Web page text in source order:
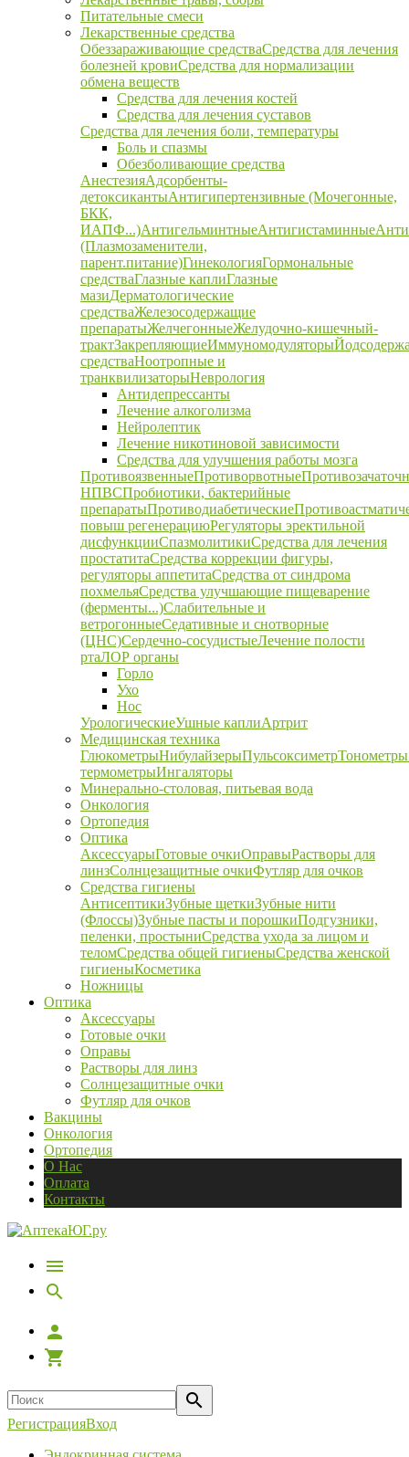
Питательные смеси
Лекарственные средства
Обеззараживающие средстваСредства для лечения
болезней кровиСредства для нормализации
обмена веществ
Средства для лечения костей
Средства для лечения суставов
Средства для лечения боли, температуры
Боль и спазмы
Обезболивающие средства
АнестезияАдсорбенты-
детоксикантыАнтигипертензивные (Мочегонные,
БКК,
ИАПФ...)АнтигельминтныеАнтигистаминные
(Плазмозаменители,
парент.питание)ГинекологияГормональные
средстваГлазные каплиГлазные
мазиДерматологические
средстваЖелезосодержащие
препаратыЖелчегонныеЖелудочно-кишечный-
трактЗакрепляющиеИммуномодуляторы
средстваНоотропные и
транквилизаторыНеврология
Антидепрессанты
Лечение алкоголизма
Нейролептик
Лечение никотиновой зависимости
Средства для улучшения работы мозга
ПротивоязвенныеПротиворвотные
НПВСПробиотики, бактерийные
препаратыПротиводиабетические
повыш регенерациюРегуляторы эректильной
дисфункцииСпазмолитикиСредства для лечения
простатитаСредства коррекции фигуры,
регуляторы аппетитаСредства от синдрома
похмельяСредства улучшающие пищеварение
(ферменты...)Слабительные и
ветрогонныеСедативные и снотворные
(ЦНС)Сердечно-сосудистыеЛечение полости
ртаЛОР органы
Горло
Ухо
Нос
УрологическиеУшные каплиАртрит
Медицинская техника
ГлюкометрыНибулайзерыПульсоксиметрТонометры
термометрыИнгаляторы
Минерально-столовая, питьевая вода
Онкология
Ортопедия
Оптика
АксессуарыГотовые очкиОправыРастворы для
линзСолнцезащитные очкиФутляр для очков
Средства гигиены
АнтисептикиЗубные щеткиЗубные нити
(Флоссы)Зубные пасты и порошкиПодгузники,
пеленки, простыниСредства ухода за лицом и
теломСредства общей гигиеныСредства женской
гигиеныКосметика
Ножницы
Оптика
Аксессуары
Готовые очки
Оправы
Растворы для линз
Солнцезащитные очки
Футляр для очков
Вакцины
Онкология
Ортопедия
О Нас
Оплата
Контакты
РегистрацияВход